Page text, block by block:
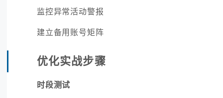
监控异常活动警报
建立备用账号矩阵
优化实战步骤
时段测试